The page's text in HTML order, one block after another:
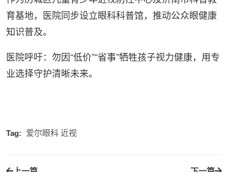
育基地，医院同步设立眼科科普馆，推动公众眼健康
知识普及。
医院呼吁：勿因“低价”“省事”牺牲孩子视力健康，用专
业选择守护清晰未来。
Tag: 爱尔眼科 近视